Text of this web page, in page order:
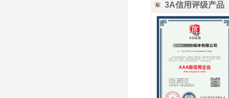
3A信用评级产品